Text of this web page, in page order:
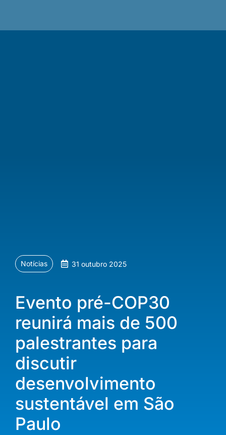
Notícias 31 outubro 2025
Evento pré-COP30
reunirá mais de 500
palestrantes para
discutir
desenvolvimento
sustentável em São
Paulo